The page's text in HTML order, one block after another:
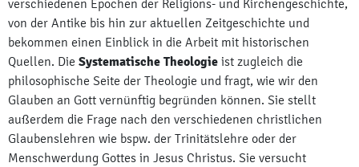
verschiedenen Epochen der Religions- und Kirchengeschichte,
von der Antike bis hin zur aktuellen Zeitgeschichte und
bekommen einen Einblick in die Arbeit mit historischen
Quellen. Die Systematische Theologie ist zugleich die
philosophische Seite der Theologie und fragt, wie wir den
Glauben an Gott vernünftig begründen können. Sie stellt
außerdem die Frage nach den verschiedenen christlichen
Glaubenslehren wie bspw. der Trinitätslehre oder der
Menschwerdung Gottes in Jesus Christus. Sie versucht